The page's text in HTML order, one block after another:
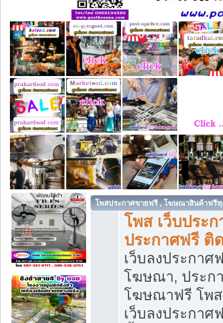
โพสประกาศขายฟรี , โฆษณาสินค้าฟรี
โพส เว็บประก
ประกาศฟรี ติ
เว็บลงประกา
โฆษณา, ประก
โฆษณาฟรี โพส
เว็บลงประกา